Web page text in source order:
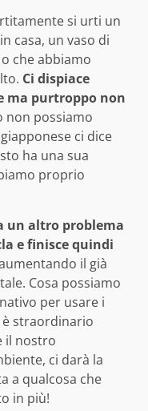
si urti un
casa, un vaso di
che abbiamo
Ci dispiace
ma purtroppo non
non possiamo
ci dice
ha una sua
proprio
un altro problema
e finisce quindi
il già
Cosa possiamo
per usare i
è straordinario
il nostro
ci darà la
a qualcosa che
in più!